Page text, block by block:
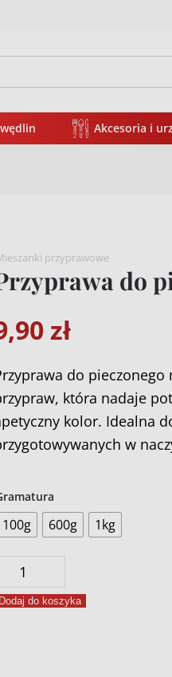
Akcesoria i
przyprawowe
do
zł
do pieczonego
która nadaje
kolor. Idealna
w
100g 600g 1kg
ilość
Dodaj do koszyka